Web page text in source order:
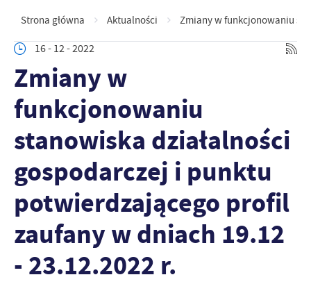
Strona główna Aktualności Zmiany w funkcjonowaniu
16 - 12 - 2022
Zmiany w
funkcjonowaniu
stanowiska działalności
gospodarczej i punktu
potwierdzającego profil
zaufany w dniach 19.12
- 23.12.2022 r.